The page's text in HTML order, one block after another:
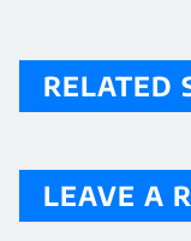
RELATED
LEAVE A